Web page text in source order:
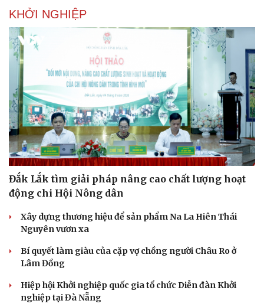
KHỞI NGHIỆP
Đắk Lắk tìm giải pháp nâng cao chất lượng hoạt
động chi Hội Nông dân
Xây dựng thương hiệu để sản phẩm Na La Hiên Thái
Nguyên vươn xa
Bí quyết làm giàu của cặp vợ chồng người Châu Ro ở
Lâm Đồng
Hiệp hội Khởi nghiệp quốc gia tổ chức Diễn đàn Khởi
nghiệp tại Đà Nẵng